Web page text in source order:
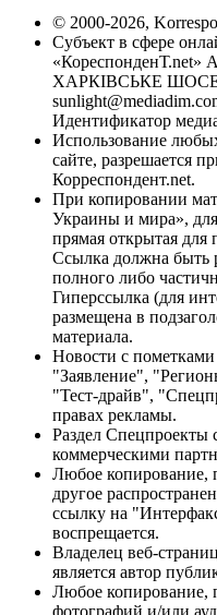
© 2000-2026,
Субъект в сфере
«КореспонденТ.net»
ХАРКІВСЬКЕ ШОСЕ,
Идентификатор
Использование
сайте, разрешается
Корреспондент.net.
При копировании
Украины и мира», для
прямая открытая для
Ссылка должна быть
полного либо
Гиперссылка (для
размещена в
материала.
Новости с
"Заявление",
"Тест-драйв",
правах рекламы.
Раздел Спецпроекты
коммерческими
Любое копирование,
другое
ссылку на
воспрещается.
Владелец веб-
является автор
Любое копирование,
фотографий и/или